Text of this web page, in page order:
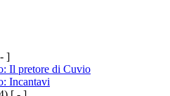
]
Il pretore di Cuvio
Incantavi